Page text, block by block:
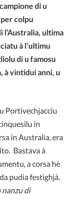
di u
colpu
l’Australia, ultima
à l’ultimu
di u famosu
à vintidui anni, u
Portivechjacciu
in
in Australia, era
Bastava à
a corsa hè
pudia festighjà.
nanzu di